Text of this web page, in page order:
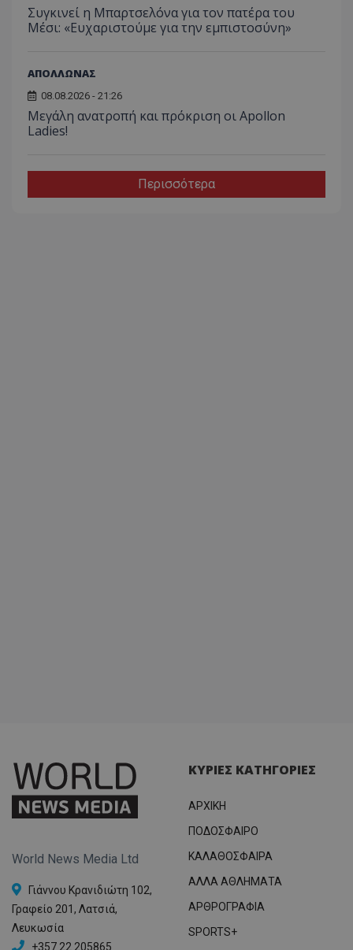
Συγκινεί η Μπαρτσελόνα για τον πατέρα του
Μέσι: «Ευχαριστούμε για την εμπιστοσύνη»
ΑΠΟΛΛΩΝΑΣ
08.08.2026 - 21:26
Μεγάλη ανατροπή και πρόκριση οι Apollon
Ladies!
Περισσότερα
World News Media Ltd
Γιάννου Κρανιδιώτη 102,
Γραφείο 201, Λατσιά,
Λευκωσία
+357 22 205865
ΚΥΡΙΕΣ ΚΑΤΗΓΟΡΙΕΣ
ΑΡΧΙΚΗ
ΠΟΔΟΣΦΑΙΡΟ
ΚΑΛΑΘΟΣΦΑΙΡΑ
ΑΛΛΑ ΑΘΛΗΜΑΤΑ
ΑΡΘΡΟΓΡΑΦΙΑ
SPORTS+